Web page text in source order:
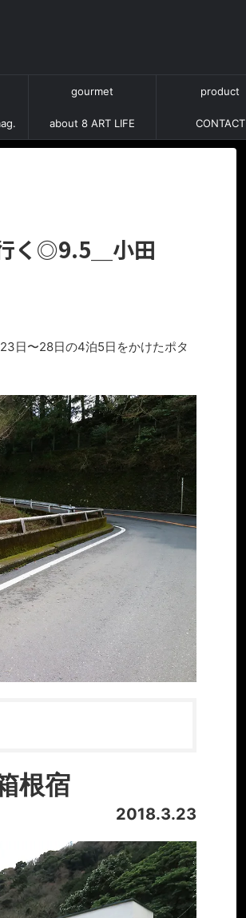
gourmet product
about 8 ART LIFE CONTACT
く◎9.5＿小田
日〜28日の4泊5日をかけたポタ
根宿
2018.3.23